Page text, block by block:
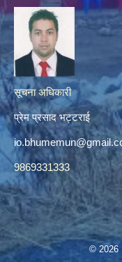
सूचना अधिकारी
प्रेम प्रसाद भट्टराई
9869331333
© 2026